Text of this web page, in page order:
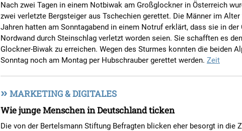
Nach zwei Tagen in einem Notbiwak am Großglockner in Österreich
zwei verletzte Bergsteiger aus Tschechien gerettet. Die Männer im Alter
Jahren hatten am Sonntagabend in einem Notruf erklärt, dass sie in der
Nordwand durch Steinschlag verletzt worden seien. Sie schafften es
Glockner-Biwak zu erreichen. Wegen des Sturmes konnten die beiden
Sonntag noch am Montag per Hubschrauber gerettet werden. Zeit
» MARKETING & DIGITALES
Wie junge Menschen in Deutschland ticken
Die von der Bertelsmann Stiftung Befragten blicken eher besorgt in die